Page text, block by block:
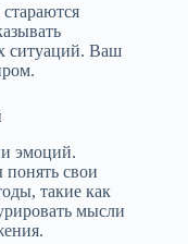
ситуаций. Ваш
эмоций.
свои
такие как
мысли